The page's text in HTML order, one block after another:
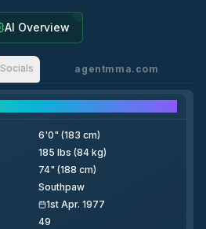
AI Overview
Socials agentmma.com
6'0" (183 cm)
185 lbs (84 kg)
74" (188 cm)
Southpaw
1st Apr. 1977
49